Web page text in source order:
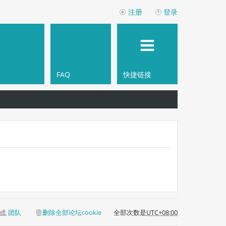
登录
注册
快捷链接
FAQ
全部次数是UTC+08:00
删除全部论坛cookie
团队